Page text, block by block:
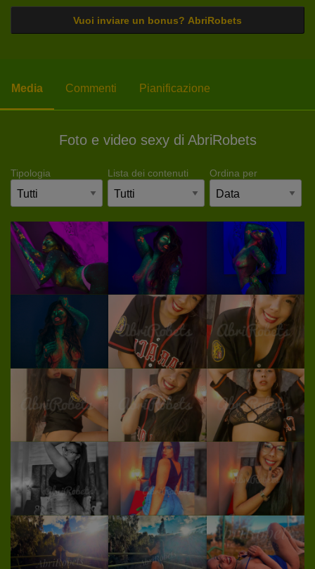
Vuoi inviare un bonus? AbriRobets
Media Commenti Pianificazione
Foto e video sexy di AbriRobets
Tipologia Lista dei contenuti Ordina per